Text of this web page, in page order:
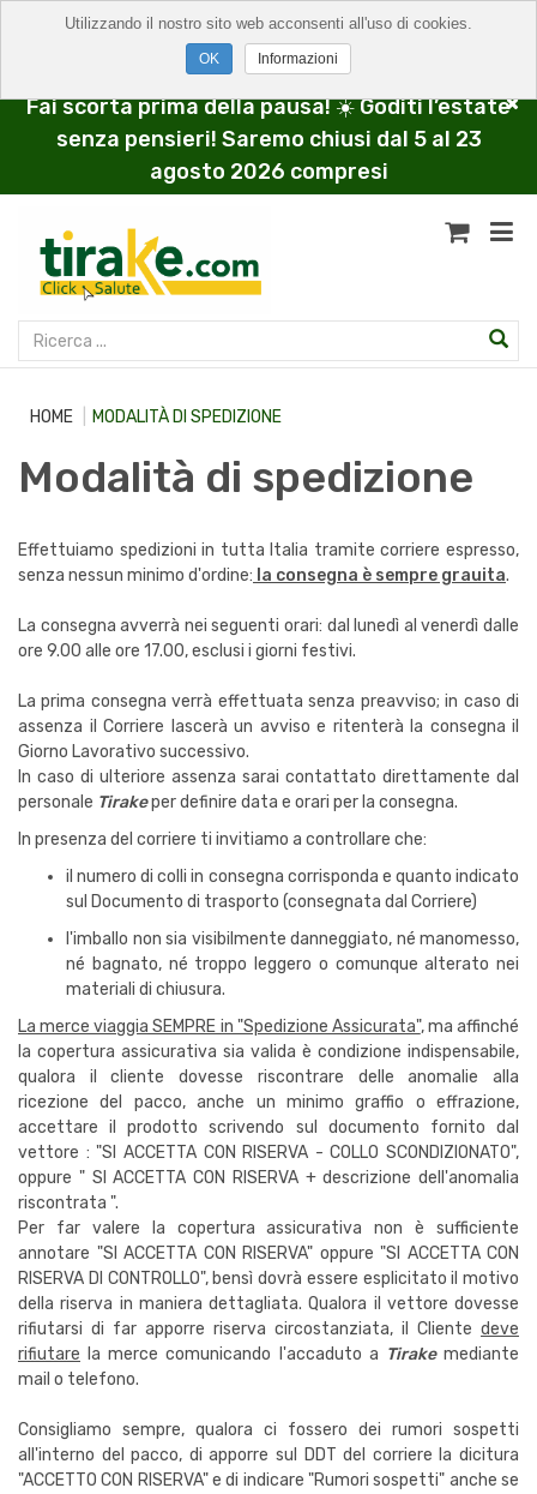
Fai scorta prima della pausa! ☀️ Goditi l’estate
senza pensieri! Saremo chiusi dal 5 al 23
agosto 2026 compresi
HOME MODALITÀ DI SPEDIZIONE
Modalità di spedizione
Effettuiamo spedizioni in tutta Italia tramite corriere espresso,
senza nessun minimo d'ordine: la consegna è sempre grauita.
La consegna avverrà nei seguenti orari: dal lunedì al venerdì dalle
ore 9.00 alle ore 17.00, esclusi i giorni festivi.
La prima consegna verrà effettuata senza preavviso; in caso di
assenza il Corriere lascerà un avviso e ritenterà la consegna il
Giorno Lavorativo successivo.
In caso di ulteriore assenza sarai contattato direttamente dal
personale Tirakeper definire data e orari per la consegna.
In presenza del corriere ti invitiamo a controllare che:
il numero di colli in consegna corrisponda e quanto indicato
sul Documento di trasporto (consegnata dal Corriere)
l'imballo non sia visibilmente danneggiato, né manomesso,
né bagnato, né troppo leggero o comunque alterato nei
materiali di chiusura.
La merce viaggia SEMPRE in "Spedizione Assicurata", ma affinché
la copertura assicurativa sia valida è condizione indispensabile,
qualora il cliente dovesse riscontrare delle anomalie alla
ricezione del pacco, anche un minimo graffio o effrazione,
accettare il prodotto scrivendo sul documento fornito dal
vettore : "SI ACCETTA CON RISERVA - COLLO SCONDIZIONATO",
oppure " SI ACCETTA CON RISERVA + descrizione dell'anomalia
riscontrata ".
Per far valere la copertura assicurativa non è sufficiente
annotare "SI ACCETTA CON RISERVA" oppure "SI ACCETTA CON
RISERVA DI CONTROLLO", bensì dovrà essere esplicitato il motivo
della riserva in maniera dettagliata. Qualora il vettore dovesse
rifiutarsi di far apporre riserva circostanziata, il Cliente deve
rifiutare la merce comunicando l'accaduto a Tirakemediante
mail o telefono.
Consigliamo sempre, qualora ci fossero dei rumori sospetti
all'interno del pacco, di apporre sul DDT del corriere la dicitura
"ACCETTO CON RISERVA" e di indicare "Rumori sospetti" anche se
Utilizzando il nostro sito web acconsenti all'uso di cookies.
Informazioni